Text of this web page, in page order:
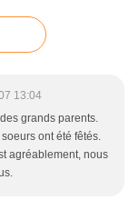
13:04
grands parents.
ont été fêtés.
agréablement, nous